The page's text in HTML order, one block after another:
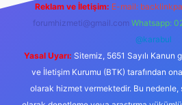
Reklam ve İletişim: E-mail:
forumhizmeti@gmail.com Whatsapp:
@karabul
Yasal Uyarı: Sitemiz, 5651 Sayılı
ve İletişim Kurumu (BTK) tarafından
olarak hizmet vermektedir. Bu